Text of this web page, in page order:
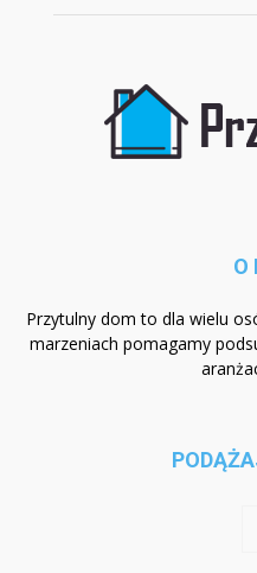
O
Przytulny dom to dla wielu
marzeniach pomagamy